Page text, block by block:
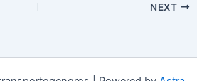
NEXT